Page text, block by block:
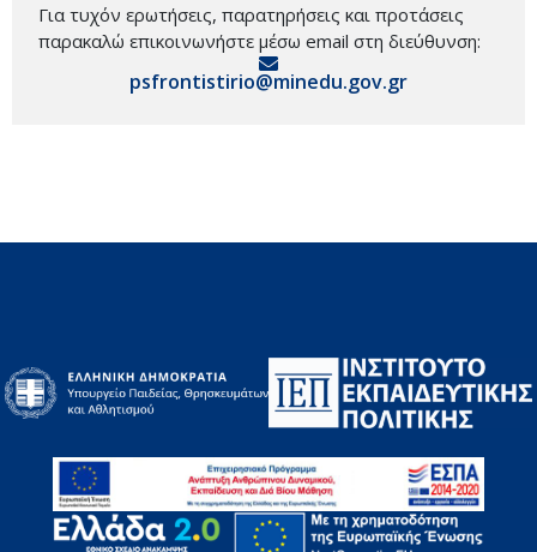
Για τυχόν ερωτήσεις, παρατηρήσεις και προτάσεις
παρακαλώ επικοινωνήστε μέσω email στη διεύθυνση:
psfrontistirio@minedu.gov.gr